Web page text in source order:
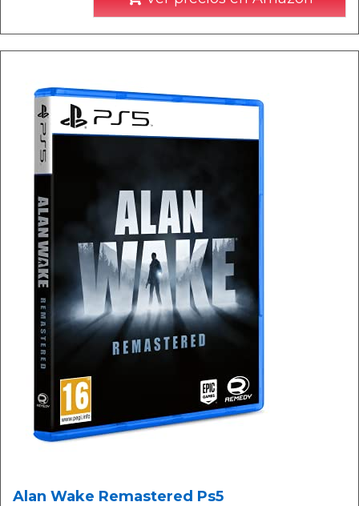
Alan Wake Remastered Ps5